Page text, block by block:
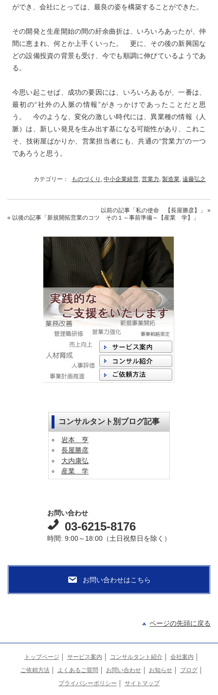
ができ、会社にとっては、最良の姿を構築することができた。
その開発と生産開始の間の紆余曲折は、いろいろあったが、仲
間に恵まれ、何とか上手くいった。 更に、その後の新興国な
どの設備投資の背景も受け、今でも順調に伸びているようであ
る。
今思い起こせば、成功の要因には、いろいろあるが、一番は、
最初の“社外の人脈の情報”がきっかけであったことだと思
う。 今のような、変化の激しい時代には、異業種の情報（人
脈）は、新しい発見を生み出す基になる可能性があり、これこ
そ、技術屋ばかりか、営業担当者にも、共通の“営業力“の一つ
であろうと思う。
カテゴリー： ものづくり 中小企業経営 営業力 製造業 遠藤弘之
以前の記事 「私の使命 【長屋勝彦】」
»
« 以後の記事 「新規開拓営業のコツ その１～事前準備～【産業 学】」
コンサルタント別ブログ記事
岩本 亨
長屋勝彦
大内康弘
産業 学
お問い合わせ
03-6215-8176
時間: 9:00～18:00（土日祝祭日を除く）
ページの先頭に戻る
トップページ サービス案内 コンサルタント紹介
会社案内
ご依頼方法
よくあるご質問 お問い合わせ お知らせ
ブログ
プライバシーポリシー
サイトマップ